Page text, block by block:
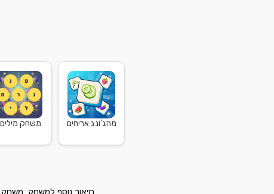
מהג'ונג אריחים משחק
תיאור נוסף למשחק: משחק